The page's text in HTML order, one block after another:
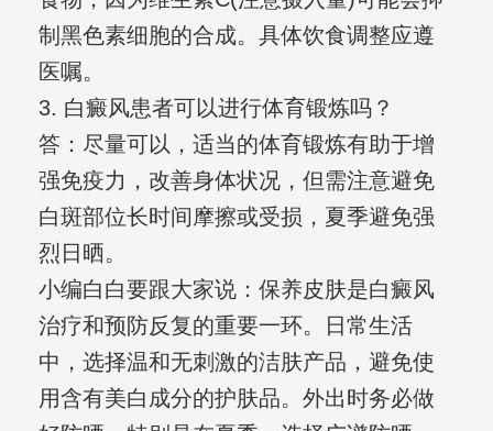
制黑色素细胞的合成。具体饮食调整应遵
医嘱。
3. 白癜风患者可以进行体育锻炼吗？
答：尽量可以，适当的体育锻炼有助于增
强免疫力，改善身体状况，但需注意避免
白斑部位长时间摩擦或受损，夏季避免强
烈日晒。
小编白白要跟大家说：保养皮肤是白癜风
治疗和预防反复的重要一环。日常生活
中，选择温和无刺激的洁肤产品，避免使
用含有美白成分的护肤品。外出时务必做